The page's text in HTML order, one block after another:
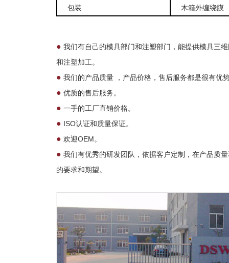
包装
木箱外缠绕膜
● 我们有自己的模具部门和注塑部门，能提供模具三
和注塑加工。
● 我们的产品质量 ，产品价格，售后服务都是很有优
● 优质的售后服务。
● 一手的工厂直销价格。
● ISO认证和质量保证。
● 欢迎OEM。
● 我们有优秀的研发团队，依据客户定制，在产品质
的要求和期望。